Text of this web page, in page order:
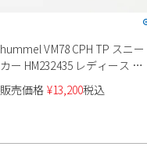
hummel VM78 CPH TP スニー
カー HM232435 レディース メ
ンズ ユニセックス
販売価格 ¥13,200税込